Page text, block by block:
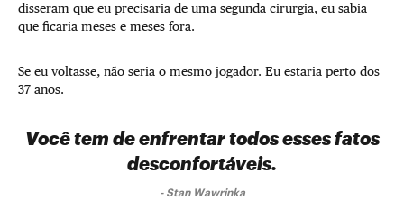
disseram que eu precisaria de uma segunda cirurgia, eu sabia
que ficaria meses e meses fora.
Se eu voltasse, não seria o mesmo jogador. Eu estaria perto dos
37 anos.
Você tem de enfrentar todos esses fatos
desconfortáveis.
- Stan Wawrinka